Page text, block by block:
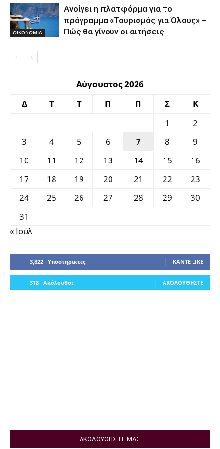
ΟΙΚΟΝΟΜΙΑ
Ανοίγει η πλατφόρμα για το
πρόγραμμα «Τουρισμός για Όλους» –
Πώς θα γίνουν οι αιτήσεις
Αύγουστος 2026
Δ
Τ Τ Π Π Σ
Κ
1
2
3
4 5 6 7 8
9
10
11 12 13 14 15
16
17
18 19 20 21 22
23
24
25 26 27 28 29
30
31
« Ιούλ
3,822 Υποστηρικτές ΚΆΝΤΕ LIKE
318 Ακόλουθοι ΑΚΟΛΟΥΘΉΣΤΕ
ΑΚΟΛΟΥΘΗΣΤΕ ΜΑΣ